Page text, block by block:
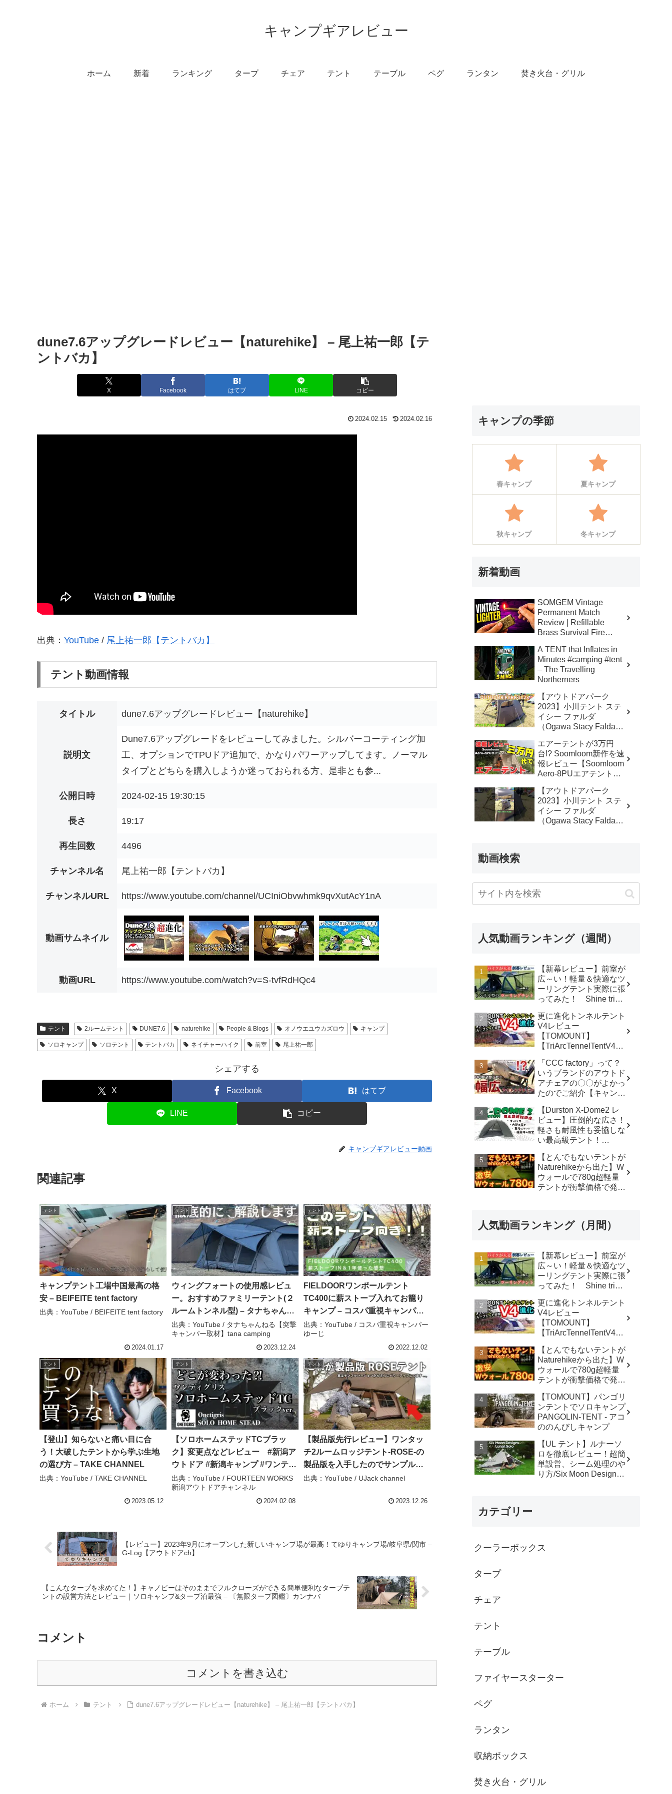
キャンプギアレビュー
ホーム 新着 ランキング タープ チェア テント テーブル ペグ ランタン 焚き火台・グリル
dune7.6アップグレードレビュー【naturehike】 – 尾上祐一郎【テ
ントバカ】
X Facebook はてブ LINE コピー
2024.02.15 2024.02.16
出典： YouTube / 尾上祐一郎【テントバカ】
テント動画情報
タイトル dune7.6アップグレードレビュー【naturehike】
説明文
Dune7.6アップグレードをレビューしてみました。シルバーコーティング加
工、オプションでTPUドア追加で、かなりパワーアップしてます。ノーマル
タイプとどちらを購入しようか迷っておられる方、是非とも参...
公開日時 2024-02-15 19:30:15
長さ 19:17
再生回数 4496
チャンネル名 尾上祐一郎【テントバカ】
チャンネルURL https://www.youtube.com/channel/UCIniObvwhmk9qvXutAcY1nA
動画サムネイル
動画URL https://www.youtube.com/watch?v=S-tvfRdHQc4
テント 2ルームテント DUNE7.6 naturehike People & Blogs オノウエユウカズロウ キャンプ
ソロキャンプ ソロテント テントバカ ネイチャーハイク 前室 尾上祐一郎
シェアする
X Facebook はてブ
LINE コピー
キャンプギアレビュー動画
関連記事
テント
キャンプテント工場中国最高の格
安 – BEIFEITE tent factory
出典：YouTube / BEIFEITE tent factory
2024.01.17
テント
ウィングフォートの使用感レビュ
ー。おすすめファミリーテント(２
ルームトンネル型) – タナちゃんね
る【突撃キャンパー取材】tana
camping
出典：YouTube / タナちゃんねる【突撃
キャンパー取材】tana camping
2023.12.24
テント
FIELDOORワンポールテント
TC400に薪ストーブ入れてお籠り
キャンプ – コスパ重視キャンパー
ゆーじ
出典：YouTube / コスパ重視キャンパー
ゆーじ
2022.12.02
テント
【登山】知らないと痛い目に合
う！大破したテントから学ぶ生地
の選び方 – TAKE CHANNEL
出典：YouTube / TAKE CHANNEL
2023.05.12
テント
【ソロホームステッドTCブラッ
ク】変更点などレビュー #新潟ア
ウトドア #新潟キャンプ #ワンティ
グリス #ソロホームステッド –
FOURTEEN WORKS新潟アウトド
出典：YouTube / FOURTEEN WORKS
新潟アウトドアチャンネル
2024.02.08
テント
【製品版先行レビュー】ワンタッ
チ2ルームロッジテント-ROSE-の
製品版を入手したのでサンプル版
との違いをご紹介します – UJack
出典：YouTube / UJack channel
2023.12.26
【レビュー】2023年9月にオープンした新しいキャンプ場が最高！てゆりキャンプ場/岐阜県/関市 –
G-Log【アウトドアch】
【こんなタープを求めてた！】キャノピーはそのままでフルクローズができる簡単便利なタープテ
ントの設営方法とレビュー｜ソロキャンプ&タープ泊最強 – 〔無限タープ図鑑〕カンナバ
コメント
コメントを書き込む
ホーム テント dune7.6アップグレードレビュー【naturehike】 – 尾上祐一郎【テントバカ】
キャンプの季節
春キャンプ 夏キャンプ
秋キャンプ 冬キャンプ
新着動画
SOMGEM Vintage
Permanent Match
Review | Refillable
Brass Survival Fire
Honest Reviews
A TENT that Inflates in
Minutes #camping #tent
– The Travelling
Northerners
【アウトドアパーク
2023】小川テント ステ
イシー ファルダ
（Ogawa Stacy Falda）
akoakoa
エアーテントが3万円
台!? Soomloom新作を速
報レビュー【Soomloom
Aero-8PUエアテント】
ロキャンプで焚き火とラ
ンタン】
【アウトドアパーク
2023】小川テント ステ
イシー ファルダ
（Ogawa Stacy Falda）
動画検索
人気動画ランキング（週間）
【新幕レビュー】前室が
広～い！軽量＆快適なツ
ーリングテント実際に張
ってみた！ Shine trip
な気分
更に進化トンネルテント
V4レビュー
【TOMOUNT】
【TriArcTennelTentV4】
カ】
「CCC factory」って？
いうブランドのアウトド
アチェアの〇〇がよかっ
たのでご紹介【キャンプ
プ
【Durston X-Dome2 レ
ビュー】圧倒的な広さ！
軽さも耐風性も妥協しな
い最高級テント！
ダーストン ＃xdome1
#xdome2 #テント -
Yellowknife
Outdoorshop【イエロー
【とんでもないテントが
Naturehikeから出た】W
ウォールで780g超軽量
テントが衝撃価格で発売
【アウトドア】#855 -
人気動画ランキング（月間）
【新幕レビュー】前室が
広～い！軽量＆快適なツ
ーリングテント実際に張
ってみた！ Shine trip
な気分
更に進化トンネルテント
V4レビュー
【TOMOUNT】
【TriArcTennelTentV4】
カ】
【とんでもないテントが
Naturehikeから出た】W
ウォールで780g超軽量
テントが衝撃価格で発売
解説の保存版【ULギ
ア】【キャンプ道具】
【アウトドア】#855 -
Hurricane Camp / ハリケ
ーンキャンプ
【TOMOUNT】パンゴリ
ンテントでソロキャンプ
PANGOLIN-TENT - アコ
ののんびしキャンプ
【UL テント】ルナーソ
ロを徹底レビュー！超簡
単設営、シーム処理のや
り方/Six Moon Designs
カテゴリー
クーラーボックス
タープ
チェア
テント
テーブル
ファイヤースターター
ペグ
ランタン
収納ボックス
焚き火台・グリル